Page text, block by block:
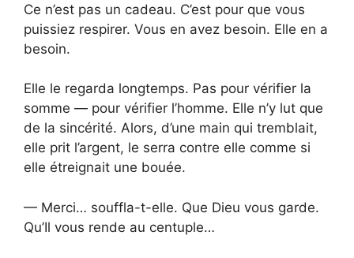
Ce n’est pas un cadeau. C’est pour que vous
puissiez respirer. Vous en avez besoin. Elle en a
besoin.
Elle le regarda longtemps. Pas pour vérifier la
somme — pour vérifier l’homme. Elle n’y lut que
de la sincérité. Alors, d’une main qui tremblait,
elle prit l’argent, le serra contre elle comme si
elle étreignait une bouée.
— Merci… souffla-t-elle. Que Dieu vous garde.
Qu’Il vous rende au centuple…